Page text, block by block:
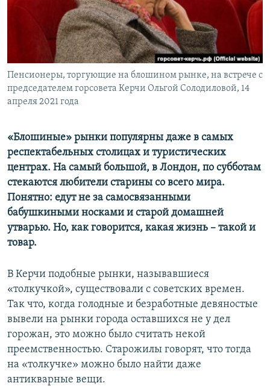
ПОБЕДИТЕЛЕЙ НЕ СУДЯТ?
КРЫМ.НЕПОКОРЕННЫЙ
УКРАИНСКАЯ ПРОБЛЕМА КРЫМА
ПРИСОЕДИНЯЙТЕСЬ!
Все сайты RFE/RL
Пенсионеры, торгующие на блошином рынке, на встрече с
председателем горсовета Керчи Ольгой Солодиловой, 14
апреля 2021 года
«Блошиные» рынки популярны даже в самых
респектабельных столицах и туристических
центрах. На самый большой, в Лондон, по субботам
стекаются любители старины со всего мира.
Понятно: едут не за самосвязанными
бабушкиными носками и старой домашней
утварью. Но, как говорится, какая жизнь – такой и
товар.
В Керчи подобные рынки, называвшиеся
«толкучкой», существовали с советских времен.
Так что, когда голодные и безработные девяностые
вывели на рынки города оставшихся не у дел
горожан, это можно было считать некой
преемственностью. Старожилы говорят, что тогда
на «толкучке» можно было найти даже
антикварные вещи.